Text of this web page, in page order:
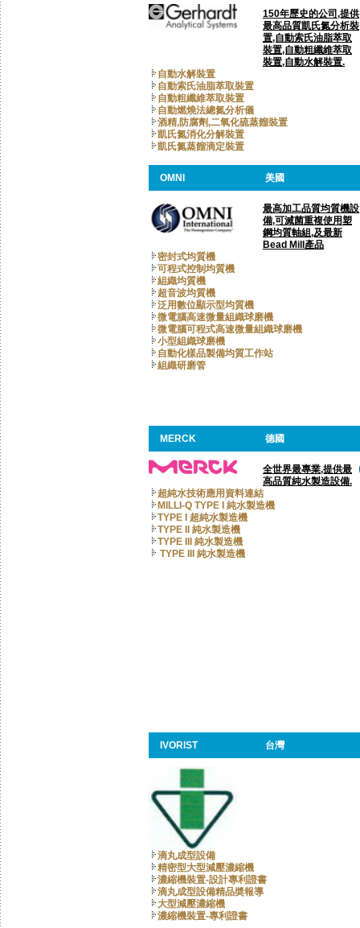
150年歷史的公司,提供
最高品質凱氏氮分析裝
置,自動索氏油脂萃取
裝置,自動粗纖維萃取
裝置,自動水解裝置.
自動水解裝置
自動索氏油脂萃取裝置
自動粗纖維萃取裝置
自動燃燒法總氮分析儀
酒精,防腐劑,二氧化硫蒸餾裝置
凱氏氮消化分解裝置
凱氏氮蒸餾滴定裝置
OMNI 美國
最高加工品質均質機設
備,可滅菌重複使用塑
鋼均質軸組,及最新
Bead Mill產品
密封式均質機
可程式控制均質機
組織均質機
超音波均質機
泛用數位顯示型均質機
微電腦高速微量組織球磨機
微電腦可程式高速微量組織球磨機
小型組織球磨機
自動化樣品製備均質工作站
組織研磨管
MERCK 德國
全世界最專業,提供最
高品質純水製造設備.
超純水技術應用資料連結
MILLI-Q TYPE I 純水製造機
TYPE I 超純水製造機
TYPE II 純水製造機
TYPE III 純水製造機
TYPE III 純水製造機
IVORIST 台灣
滴丸成型設備
精密型大型減壓濃縮機
濃縮機裝置-設計專利證書
滴丸成型設備精品奬報導
大型減壓濃縮機
濃縮機裝置-專利證書